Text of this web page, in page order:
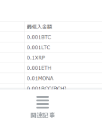
ではないので相場
関連記事